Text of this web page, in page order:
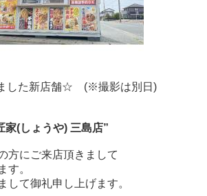
した新店舗☆ (※撮影は別日)
家(しょうや) 三島店”
方にご来店頂きまして
す。
して御礼申し上げます。